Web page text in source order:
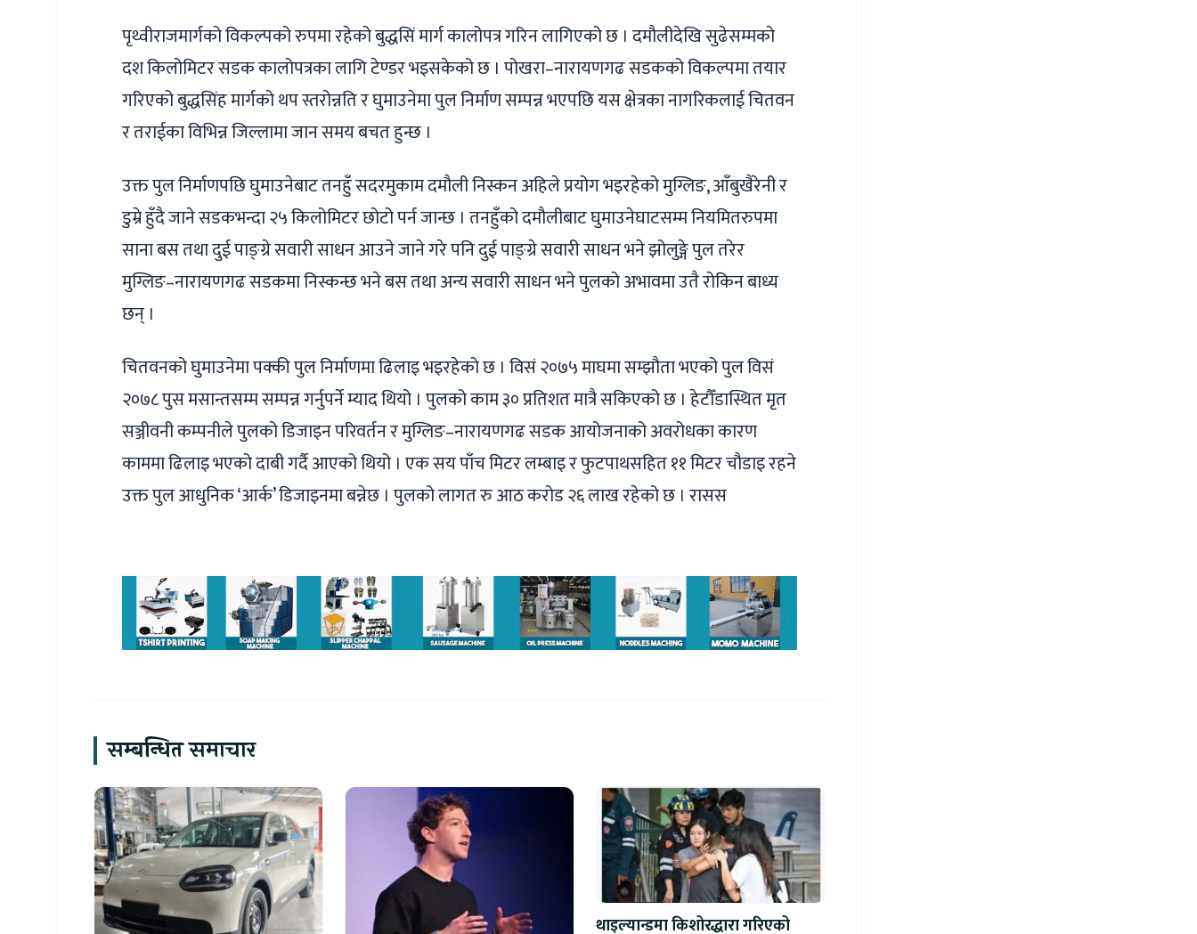
पृथ्वीराजमार्गको विकल्पको रुपमा रहेको बुद्धसिं मार्ग कालोपत्र गरिन लागिएको छ । दमौलीदेखि सुढेसम्मको
दश किलोमिटर सडक कालोपत्रका लागि टेण्डर भइसकेको छ । पोखरा–नारायणगढ सडकको विकल्पमा तयार
गरिएको बुद्धसिंह मार्गको थप स्तरोन्नति र घुमाउनेमा पुल निर्माण सम्पन्न भएपछि यस क्षेत्रका नागरिकलाई चितवन
र तराईका विभिन्न जिल्लामा जान समय बचत हुन्छ ।
उक्त पुल निर्माणपछि घुमाउनेबाट तनहुँ सदरमुकाम दमौली निस्कन अहिले प्रयोग भइरहेको मुग्लिङ, आँबुखैरेनी र
डुम्रे हुँदै जाने सडकभन्दा २५ किलोमिटर छोटो पर्न जान्छ । तनहुँको दमौलीबाट घुमाउनेघाटसम्म नियमितरुपमा
साना बस तथा दुई पाङ्ग्रे सवारी साधन आउने जाने गरे पनि दुई पाङ्ग्रे सवारी साधन भने झोलुङ्गे पुल तरेर
मुग्लिङ–नारायणगढ सडकमा निस्कन्छ भने बस तथा अन्य सवारी साधन भने पुलको अभावमा उतै रोकिन बाध्य
छन् ।
चितवनको घुमाउनेमा पक्की पुल निर्माणमा ढिलाइ भइरहेको छ । विसं २०७५ माघमा सम्झौता भएको पुल विसं
२०७८ पुस मसान्तसम्म सम्पन्न गर्नुपर्ने म्याद थियो । पुलको काम ३० प्रतिशत मात्रै सकिएको छ । हेटौँडास्थित मृत
सञ्जीवनी कम्पनीले पुलको डिजाइन परिवर्तन र मुग्लिङ–नारायणगढ सडक आयोजनाको अवरोधका कारण
काममा ढिलाइ भएको दाबी गर्दै आएको थियो । एक सय पाँच मिटर लम्बाइ र फुटपाथसहित ११ मिटर चौडाइ रहने
उक्त पुल आधुनिक ‘आर्क’ डिजाइनमा बन्नेछ । पुलको लागत रु आठ करोड २६ लाख रहेको छ । रासस
सम्बन्धित समाचार
थाइल्यान्डमा किशोरद्धारा गरिएको